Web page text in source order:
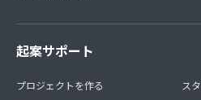
起案サポート
プロジェクトを作る
ス